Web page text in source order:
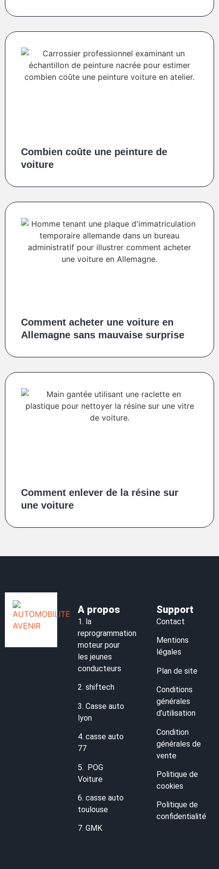
Combien coûte une peinture de
voiture
Comment acheter une voiture en
Allemagne sans mauvaise surprise
Comment enlever de la résine sur
une voiture
A propos
1. la
reprogrammation
moteur pour
les jeunes
conducteurs
2.shiftech
3.Casse auto
lyon
4.casse auto
77
5. POG
Voiture
6.casse auto
toulouse
7.GMK
Support
Contact
Mentions
légales
Plan de site
Conditions
générales
d’utilisation
Condition
générales de
vente
Politique de
cookies
Politique de
confidentialité